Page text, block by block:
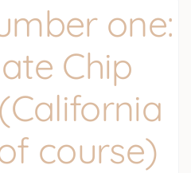
one:
Chip
course)